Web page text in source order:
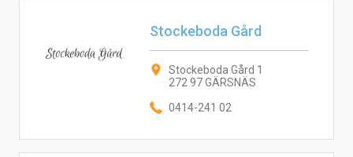
Stockeboda Gård
Stockeboda Gård 1
272 97 GÄRSNÄS
0414-241 02